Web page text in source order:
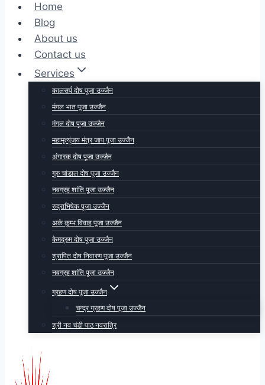
Home
Blog
About us
Contact us
Services
कालसर्प दोष पूजा उज्जैन
मंगल भात पूजा उज्जैन
मंगल दोष पूजा उज्जैन
महामृत्युंजय मंत्र जाप पूजा उज्जैन
अंगारक दोष पूजा उज्जैन
गुरु चांडाल दोष पूजा उज्जैन
नवग्रह शांति पूजा उज्जैन
रुद्राभिषेक पूजा उज्जैन
अर्क कुम्भ विवाह पूजा उज्जैन
केमद्रुम दोष पूजा उज्जैन
श्रापित दोष निवारण पूजा उज्जैन
नवग्रह शांति पूजा उज्जैन
ग्रहण दोष पूजा उज्जैन
चन्द्र ग्रहण दोष पूजा उज्जैन
श्री नव चंडी पाठ नवरात्रि